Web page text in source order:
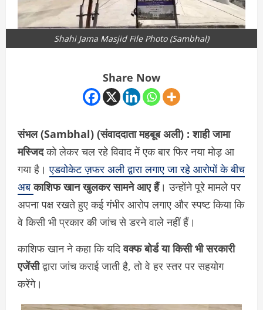
Shahi Jama Masjid File Photo (Sambhal)
Share Now
संभल (Sambhal) (संवाददाता महबूब अली) : शाही जामा
मस्जिदको लेकर चल रहे विवाद में एक बार फिर नया मोड़ आ
गया है।एडवोकेट ज़फर अली द्वारा लगाए जा रहे आरोपों के बीच
अबकाशिफ खान खुलकर सामने आए हैं। उन्होंने पूरे मामले पर
अपना पक्ष रखते हुए कई गंभीर आरोप लगाए और स्पष्ट किया कि
वे किसी भी प्रकार की जांच से डरने वाले नहीं हैं।
काशिफ खान ने कहा कि यदिवक्फ बोर्ड या किसी भी सरकारी
एजेंसीद्वारा जांच कराई जाती है, तो वे हर स्तर पर सहयोग
करेंगे।